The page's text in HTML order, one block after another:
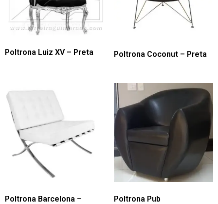
Poltrona Luiz XV – Preta Poltrona Coconut – Preta
Poltrona Barcelona –
Poltrona Pub